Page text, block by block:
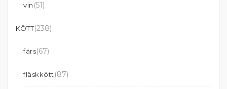
vin (51)
KÖTT(238)
färs(67)
fläskkött (87)